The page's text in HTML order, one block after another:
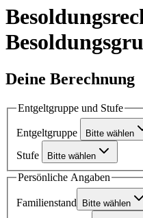
Deine Berechnung
Entgeltgruppe und Stufe
Entgeltgruppe Bitte wählen
Stufe Bitte wählen
Persönliche Angaben
Familienstand Bitte wählen